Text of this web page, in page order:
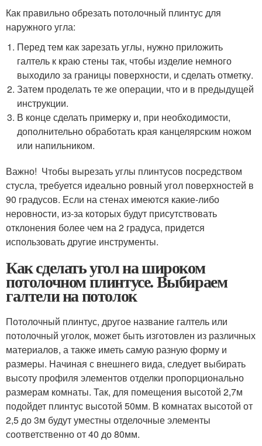
Как правильно обрезать потолочный плинтус для
наружного угла:
Перед тем как зарезать углы, нужно приложить
галтель к краю стены так, чтобы изделие немного
выходило за границы поверхности, и сделать отметку.
Затем проделать те же операции, что и в предыдущей
инструкции.
В конце сделать примерку и, при необходимости,
дополнительно обработать края канцелярским ножом
или напильником.
Важно! Чтобы вырезать углы плинтусов посредством
стусла, требуется идеально ровный угол поверхностей в
90 градусов. Если на стенах имеются какие-либо
неровности, из-за которых будут присутствовать
отклонения более чем на 2 градуса, придется
использовать другие инструменты.
Как сделать угол на широком
потолочном плинтусе. Выбираем
галтели на потолок
Потолочный плинтус, другое название галтель или
потолочный уголок, может быть изготовлен из различных
материалов, а также иметь самую разную форму и
размеры. Начиная с внешнего вида, следует выбирать
высоту профиля элементов отделки пропорционально
размерам комнаты. Так, для помещения высотой 2,7м
подойдет плинтус высотой 50мм. В комнатах высотой от
2,5 до 3м будут уместны отделочные элементы
соответственно от 40 до 80мм.